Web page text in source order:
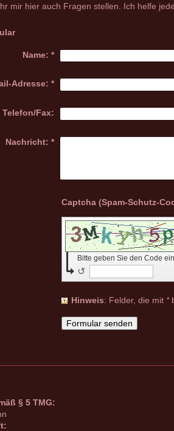
mir hier auch Fragen stellen. Ich helfe
Name: *
Adresse: *
Telefon/Fax:
Nachricht: *
Bitte geben Sie den Code ein
↺
Hinweis : Felder, die mit *
§ 5 TMG: